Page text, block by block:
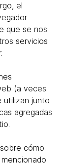
el
que se nos
servicios
(a veces
utilizan junto
agregadas
cómo